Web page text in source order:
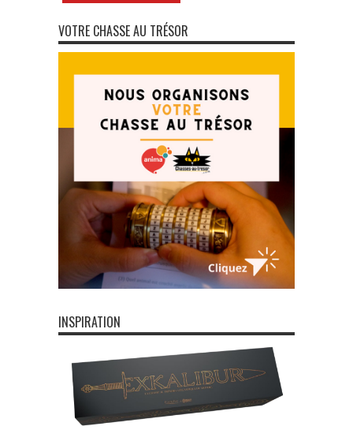
VOTRE CHASSE AU TRÉSOR
INSPIRATION